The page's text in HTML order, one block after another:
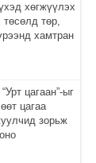
хөгжүүлэх
төсөлд төр,
хамтран
цагаан”-ыг
цагаа
зорьж